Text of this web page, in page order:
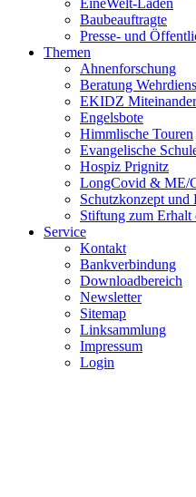
EineWelt-Läden
Baubeauftragte
Presse- und
Themen
Ahnenforschung
Beratung
EKIDZ
Engelsbote
Himmlische Touren
Evangelische
Hospiz Prignitz
LongCovid & ME/
Schutzkonzept und
Stiftung zum Erhalt
Service
Kontakt
Bankverbindung
Downloadbereich
Newsletter
Sitemap
Linksammlung
Impressum
Login